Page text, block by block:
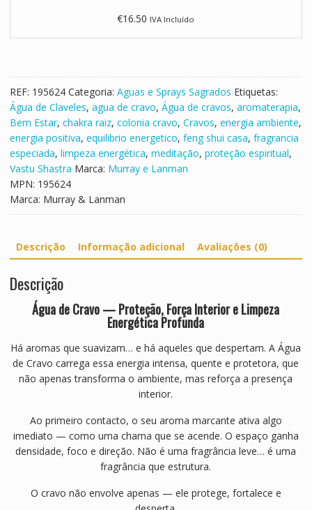
t
i
o
u
E
r
v
e
v
a
S
a
n
t
C
a
i
x
€16.50 IVA Incluído
REF: 195624 Categoria: Aguas e Sprays Sagrados Etiquetas:
Água de Claveles, agua de cravo, Água de cravos, aromaterapia,
Bem Estar, chakra raiz, colonia cravo, Cravos, energia ambiente,
energia positiva, equilibrio energetico, feng shui casa, fragrancia
especiada, limpeza energética, meditação, proteção espiritual,
Vastu Shastra Marca: Murray e Lanman
MPN: 195624
Marca: Murray & Lanman
Descrição Informação adicional Avaliações (0)
Descrição
Água de Cravo — Proteção, Força Interior e Limpeza
Energética Profunda
Há aromas que suavizam… e há aqueles que despertam. A Água
de Cravo carrega essa energia intensa, quente e protetora, que
não apenas transforma o ambiente, mas reforça a presença
interior.
Ao primeiro contacto, o seu aroma marcante ativa algo
imediato — como uma chama que se acende. O espaço ganha
densidade, foco e direção. Não é uma fragrância leve… é uma
fragrância que estrutura.
O cravo não envolve apenas — ele protege, fortalece e